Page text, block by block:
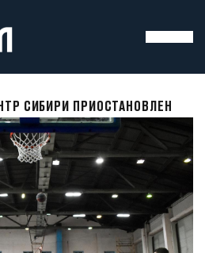
СИБИРИ ПРИОСТАНОВЛЕН